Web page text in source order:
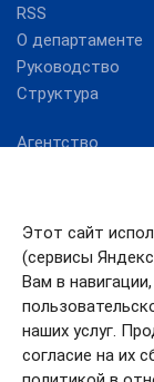
Этот сайт
(сервисы
Вам в
наших услуг.
согласие на их
RSS
О департаменте
Руководство
Структура
Агентство
области
Единый портал
государственных
Работа в России